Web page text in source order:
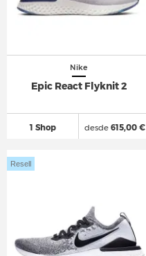
Nike
Epic React Flyknit 2
1 Shop desde 615,00 €
Resell